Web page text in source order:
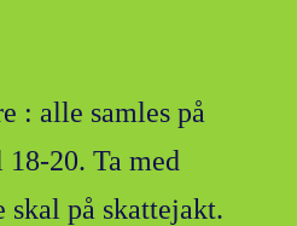
: alle samles på
20. Ta med
skal på skattejakt.